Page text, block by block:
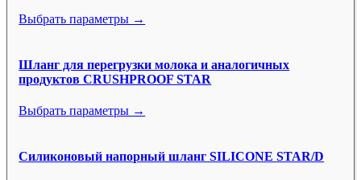
Выбрать параметры →
Шланг для перегрузки молока и аналогичных
продуктов CRUSHPROOF STAR
Выбрать параметры →
Силиконовый напорный шланг SILICONE STAR/D